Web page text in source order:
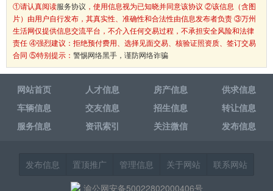
①请认真阅读服务协议 ，使用信息视为已知晓并同意该协议 ②该信息（含图
片）由用户自行发布，其真实性、准确性和合法性由信息发布者负责 ③万州
生活网仅提供信息交流平台，不介入任何交易过程，不承担安全风险和法律
责任 ④强烈建议：拒绝预付费用、选择见面交易、核验证照资质、签订交易
合同 ⑤特别提示： 警惕网络黑手，谨防网络诈骗
网站首页 人才信息 房产信息
供求信息
车辆信息
交友信息 招生信息
转让信息
服务信息
资讯索引 关注微信 发布信息
发布信息 置顶推广 管理信息 关于网站
联系网站
渝公网安备50022802000406号